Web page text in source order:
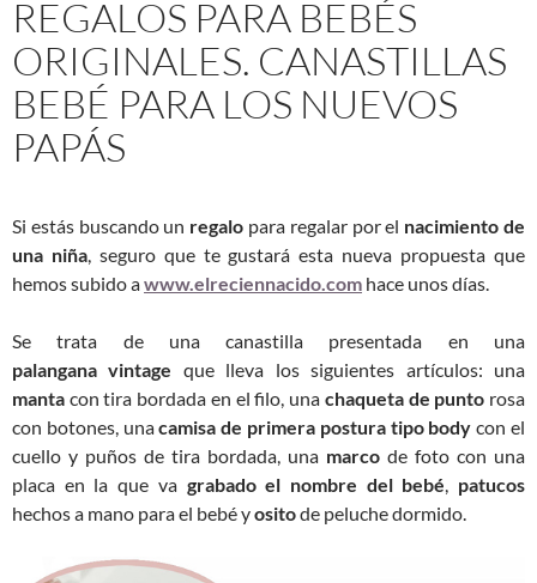
REGALOS PARA BEBÉS
ORIGINALES. CANASTILLAS
BEBÉ PARA LOS NUEVOS
PAPÁS
Si estás buscando un regalo para regalar por el nacimiento de
una niña, seguro que te gustará esta nueva propuesta que
hemos subido awww.elreciennacido.com hace unos días.
Se trata de una canastilla presentada en una
palangana vintage que lleva los siguientes artículos: una
manta con tira bordada en el filo, una chaqueta de punto rosa
con botones, unacamisa de primera postura tipo body con el
cuello y puños de tira bordada, una marco de foto con una
placa en la que va grabado el nombre del bebé, patucos
hechos a mano para el bebé yositode peluche dormido.